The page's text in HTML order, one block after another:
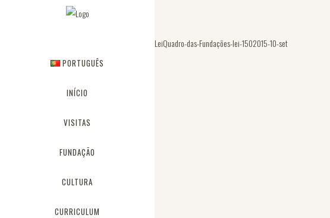
PORTUGUÊS
INÍCIO
VISITAS
FUNDAÇÃO
CULTURA
CURRICULUM
LeiQuadro-das-Fundações-lei-1502015-10-set